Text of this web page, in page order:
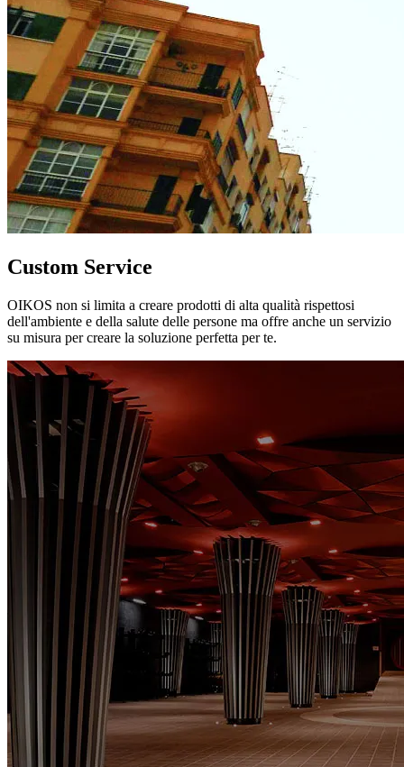
Custom Service
OIKOS non si limita a creare prodotti di alta qualità rispettosi
dell'ambiente e della salute delle persone ma offre anche un servizio
su misura per creare la soluzione perfetta per te.